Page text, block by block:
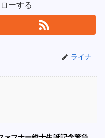
ーする
ライナ